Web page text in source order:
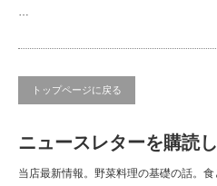
…
トップページに戻る
ニュースレターを購読
当店最新情報。野菜料理の基礎の話。